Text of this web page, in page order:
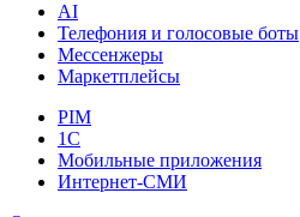
AI
Телефония и голосовые боты
Мессенжеры
Маркетплейсы
PIM
1C
Мобильные приложения
Интернет-СМИ